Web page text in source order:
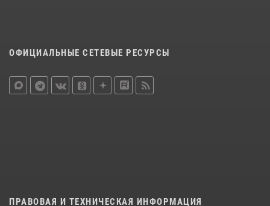
ОФИЦИАЛЬНЫЕ СЕТЕВЫЕ РЕСУРСЫ
ПРАВОВАЯ И ТЕХНИЧЕСКАЯ ИНФОРМАЦИЯ